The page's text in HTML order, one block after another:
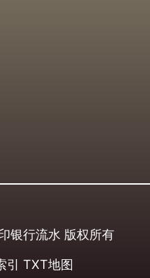
银行流水 版权所有
TXT地图